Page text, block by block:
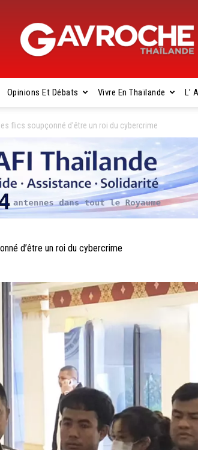
Gavroche
Thaïlande
Opinions Et Débats Vivre En Thaïlande L’
flics soupçonné d’être un roi du cybercrime
d’être un roi du cybercrime